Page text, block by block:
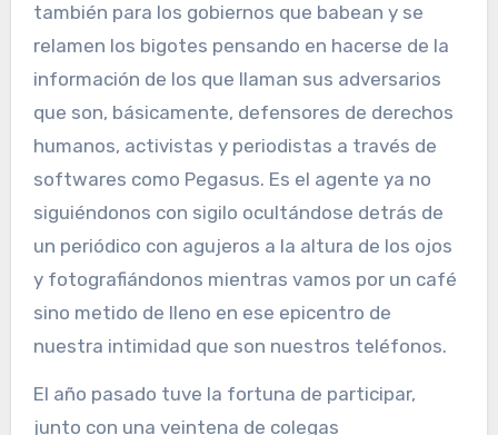
también para los gobiernos que babean y se
relamen los bigotes pensando en hacerse de la
información de los que llaman sus adversarios
que son, básicamente, defensores de derechos
humanos, activistas y periodistas a través de
softwares como Pegasus. Es el agente ya no
siguiéndonos con sigilo ocultándose detrás de
un periódico con agujeros a la altura de los ojos
y fotografiándonos mientras vamos por un café
sino metido de lleno en ese epicentro de
nuestra intimidad que son nuestros teléfonos.
El año pasado tuve la fortuna de participar,
junto con una veintena de colegas